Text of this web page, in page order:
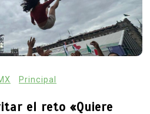
Principal
el reto «Quiere